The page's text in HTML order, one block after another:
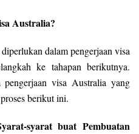
Australia?
dalam pengerjaan visa
ke tahapan berikutnya.
pengerjaan visa Australia yang
berikut ini.
syarat buat Pembuatan